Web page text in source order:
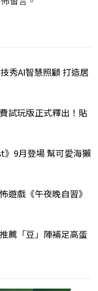
秀AI智慧照顧 打造居
試玩版正式釋出！貼
9月登場 幫可愛海獺
遊戲《午夜晚自習》
薦「豆」陣補足高蛋